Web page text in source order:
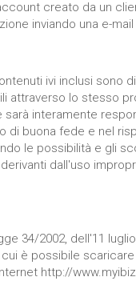
creato da un
inviando una e-
ivi inclusi sono
attraverso lo stesso
interamente
buona fede e nel
le possibilità e gli
dall'uso
34/2002, dell'11
è possibile
http://